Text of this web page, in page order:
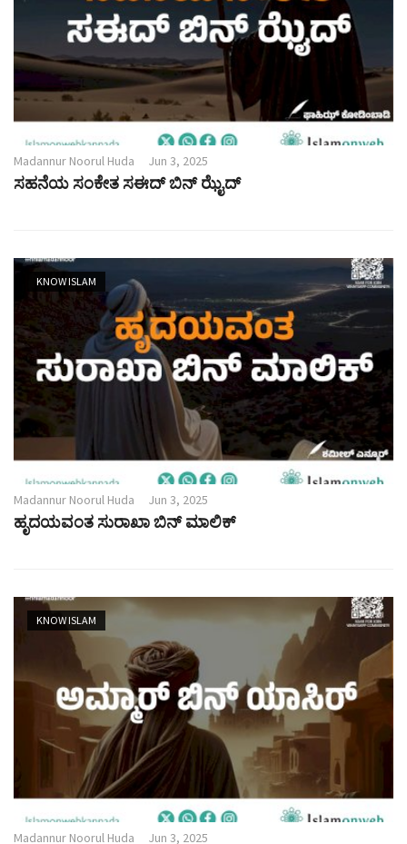
Madannur Noorul Huda Jun 3, 2025
ಸಹನೆಯ ಸಂಕೇತ ಸಈದ್ ಬಿನ್ ಝೈದ್
KNOW ISLAM
Madannur Noorul Huda Jun 3, 2025
ಹೃದಯವಂತ ಸುರಾಖಾ ಬಿನ್ ಮಾಲಿಕ್
KNOW ISLAM
Madannur Noorul Huda Jun 3, 2025